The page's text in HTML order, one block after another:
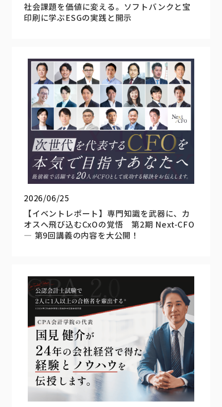
社会課題を価値に変える。ソフトバンクと宝
印刷に学ぶESGの実践と開示
2026/06/25
【イベントレポート】専門知識を武器に、カ
オスへ飛び込むCxOの覚悟 第2期 Next-CFO
― 第9回講義の内容を大公開！